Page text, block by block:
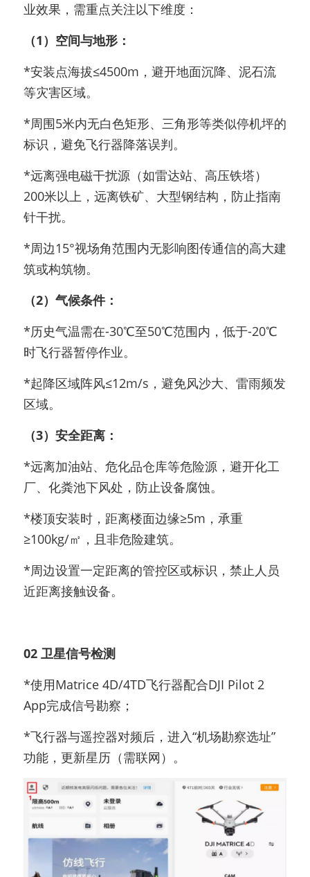
业效果，需重点关注以下维度：
（1）空间与地形：
*安装点海拔≤4500m，避开地面沉降、泥石流
等灾害区域。
*周围5米内无白色矩形、三角形等类似停机坪的
标识，避免飞行器降落误判。
*远离强电磁干扰源（如雷达站、高压铁塔）
200米以上，远离铁矿、大型钢结构，防止指南
针干扰。
*周边15°视场角范围内无影响图传通信的高大建
筑或构筑物。
（2）气候条件：
*历史气温需在-30℃至50℃范围内，低于-20℃
时飞行器暂停作业。
*起降区域阵风≤12m/s，避免风沙大、雷雨频发
区域。
（3）安全距离：
*远离加油站、危化品仓库等危险源，避开化工
厂、化粪池下风处，防止设备腐蚀。
*楼顶安装时，距离楼面边缘≥5m，承重
≥100kg/㎡，且非危险建筑。
*周边设置一定距离的管控区或标识，禁止人员
近距离接触设备。
02 卫星信号检测
*使用Matrice 4D/4TD飞行器配合DJI Pilot 2
App完成信号勘察；
*飞行器与遥控器对频后，进入“机场勘察选址”
功能，更新星历（需联网）。